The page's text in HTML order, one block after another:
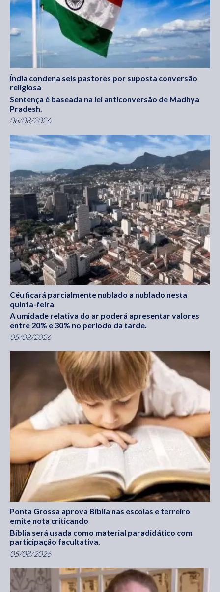
Índia condena seis pastores por suposta conversão
religiosa
Sentença é baseada na lei anticonversão de Madhya
Pradesh.
06/08/2026
Céu ficará parcialmente nublado a nublado nesta
quinta-feira
A umidade relativa do ar poderá apresentar valores
entre 20% e 30% no período da tarde.
05/08/2026
Ponta Grossa aprova Bíblia nas escolas e terreiro
emite nota criticando
Bíblia será usada como material paradidático com
participação facultativa.
05/08/2026